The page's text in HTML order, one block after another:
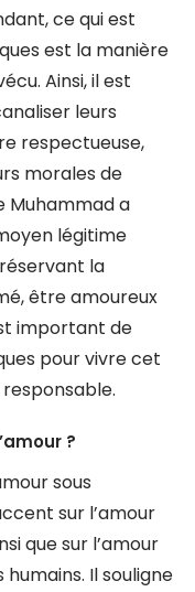
ce qui est
est la manière
Ainsi, il est
leurs
respectueuse,
morales de
Muhammad a
légitime
la
être amoureux
important de
pour vivre cet
?
sous
sur l’amour
que sur l’amour
Il souligne